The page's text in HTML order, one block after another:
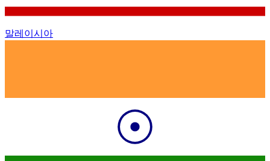
말레이시아